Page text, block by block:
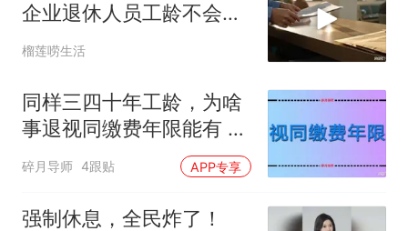
企业退休人员工龄不会批
量重算
榴莲唠生活
同样三四十年工龄，为啥
事退视同缴费年限能有 25
年，企退才不到 10 年？
碎月导师 4跟贴 APP专享
强制休息，全民炸了！